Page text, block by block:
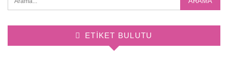
ETIKET BULUTU